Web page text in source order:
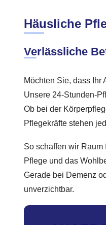
Häusliche
Verlässliche
Möchten Sie, dass
Unsere 24-Stunden-
Ob bei der
Pflegekräfte stehen
So schaffen wir
Pflege und das
Gerade bei Demenz
unverzichtbar.